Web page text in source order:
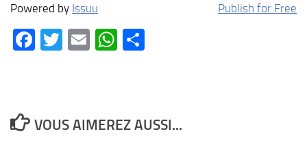
Powered by Issuu Publish for Free
Facebook
Twitter
EmailWhatsApp
VOUS AIMEREZ AUSSI...